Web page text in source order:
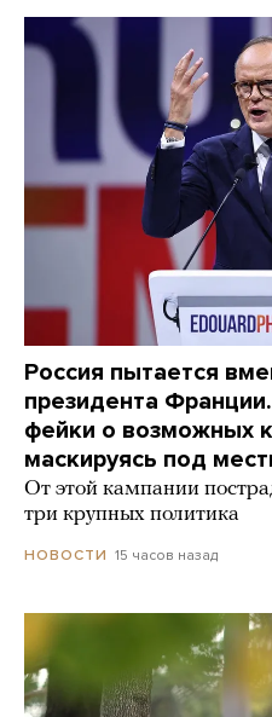
Россия пытается
президента
фейки о возможных
маскируясь под
От этой кампании
три крупных политика
НОВОСТИ 15 часов назад